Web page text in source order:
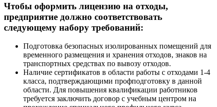
Чтобы оформить лицензию на отходы,
предприятие должно соответствовать
следующему набору требований:
Подготовка безопасных изолированных помещений для
временного размещения и хранения отходов, знаков на
транспортных средствах по вывозу отходов.
Наличие сертификатов в области работы с отходами 1-4
класса, подтверждающими профподготовку в данной
области. Для повышения квалификации работников
требуется заключить договор с учебным центром на